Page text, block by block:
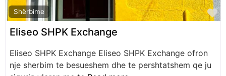
Shërbime
Eliseo SHPK Exchange
Eliseo SHPK Exchange Eliseo SHPK Exchange ofron